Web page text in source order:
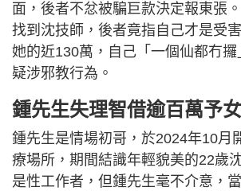
面，後者不忿被騙巨款決定報東張
找到沈技師，後者竟指自己才是受
她的近130萬，自己「一個仙都冇
疑涉邪教行為。
鍾先生失理智借逾百萬予
鍾先生是情場初哥，於2024年10月
療場所，期間結識年輕貌美的22歲
是性工作者，但鍾先生毫不介意，